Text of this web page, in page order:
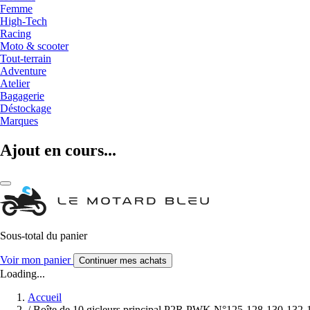
Femme
High-Tech
Racing
Moto & scooter
Tout-terrain
Adventure
Atelier
Bagagerie
Déstockage
Marques
Ajout en cours...
Sous-total du panier
Voir mon panier Continuer mes achats
Loading...
Accueil